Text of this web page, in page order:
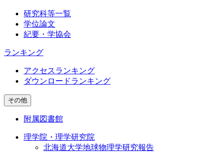
研究科等一覧
学位論文
紀要・学協会
ランキング
アクセスランキング
ダウンロードランキング
その他
附属図書館
理学院・理学研究院
北海道大学地球物理学研究報告